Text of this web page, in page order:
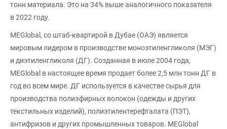
тонн материала. Это на 34% выше аналогичного показателя
в 2022 году.
MEGlobal, со штаб-квартирой в Дубае (ОАЭ) является
мировым лидером в производстве моноэтиленгликоля (МЭГ)
и диэтиленгликоля (ДГ). Созданная в июле 2004 года,
MEGlobal в настоящее время продает более 2,5 млн тонн ДГ в
год во всем мире. ДГ используется в качестве сырья для
производства полиэфирных волокон (одежды и других
текстильных изделий), полиэтилентерефталата (ПЭТ),
антифризов и других промышленных товаров. MEGlobal